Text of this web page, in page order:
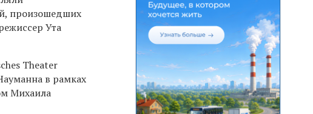
произошедших
Ута
Theater
в рамках
Михаила